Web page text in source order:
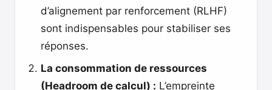
d’alignement par renforcement (RLHF)
sont indispensables pour stabiliser ses
réponses.
La consommation de ressources
(Headroom de calcul) : L’empreinte